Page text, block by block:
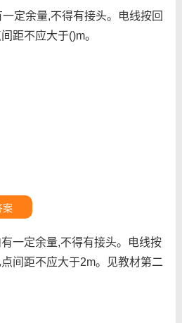
定余量,不得有接头。电线按回
距不应大于()m。
案
一定余量,不得有接头。电线按
间距不应大于2m。见教材第二